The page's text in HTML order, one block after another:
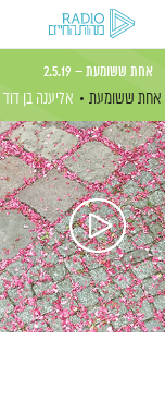
אחת ששומעת – 2.5.19
אחת ששומעת אליענה בן דוד